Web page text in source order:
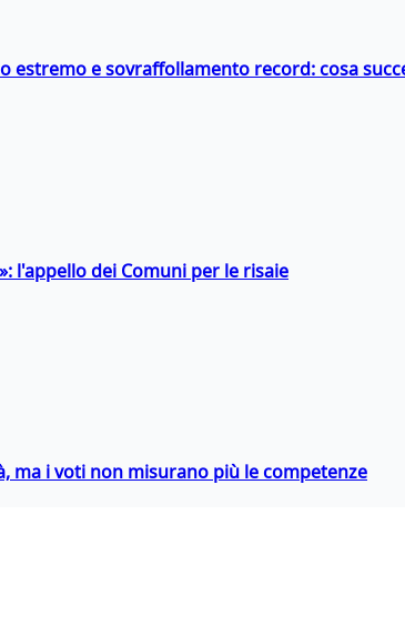
estremo e sovraffollamento record: cosa
l'appello dei Comuni per le risaie
ma i voti non misurano più le competenze